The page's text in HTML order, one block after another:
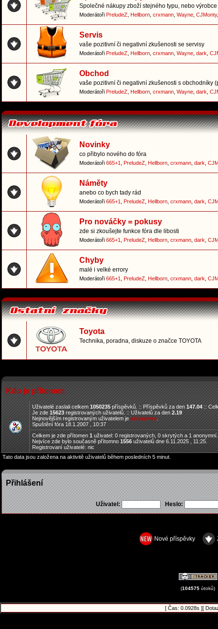
Společné nákupy zboží stejného typu, nebo
Moderátoři PreludeZ Hellborn crxmann Wayne CJMonty
Servis
vaše pozitivní či negativní zkušenosti se servisy
Moderátoři PreludeZ Hellborn crxmann Wayne dark
Obchod
vaše pozitivní či negativní zkušenosti s obchodníky
Moderátoři PreludeZ Hellborn crxmann Wayne dark
Novinky
co přibylo nového do fóra
Moderátoři 665+1 PreludeZ Hellborn crxmann dark
Náměty
anebo co bych tady rád
Moderátoři 665+1 PreludeZ Hellborn crxmann dark
Pro nováčky = pokusy
zde si zkoušejte funkce fóra dle libosti
Moderátoři 665+1 PreludeZ Hellborn crxmann dark
Chyby
malé i velké errory
Moderátoři 665+1 PreludeZ Hellborn crxmann dark
Toyota
Technika, poradna, diskuze o značce TOYOTA
Kdo je přítomen
Uživatelé zaslali celkem1050235příspěvků. :: Příspěvků za den147.04::
Je zde15623 registrovaných uživatelů. :: Uživatelů za den2.19
Nejnovějším registrovaným uživatelem jealiciaalves
Spuštění fóra 18.1.2007 , 10:37
Celkem je zde přítomen 1 uživatel: 0 registrovaných, 0 skrytých a 1
Nejvíce zde bylo současně přítomno 1556 uživatelů dne 6.11.2025 , 11:25.
Registrovaní uživatelé: nic
Tato data jsou založena na aktivitě uživatelů během posledních 5 minut.
Přihlášení
Uživatel: Heslo:
Nové příspěvky
(104575 útoků)
[ Čas: 0.0928s ][